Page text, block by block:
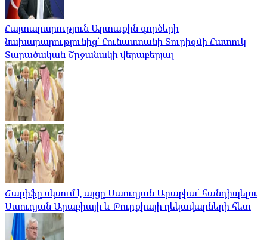
Հայտարարություն Արտաքին գործերի
նախարարությունից՝ Հունաստանի Տուրիզմի Հատուկ
Տարածական Շրջանակի վերաբերյալ
Շարիֆը սկսում է այցը Սաուդյան Արաբիա՝ հանդիպելու
Սաուդյան Արաբիայի և Թուրքիայի ղեկավարների հետ